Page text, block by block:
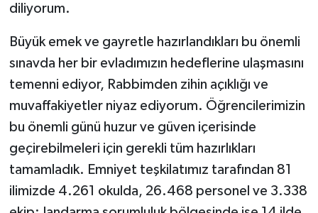
diliyorum.
Büyük emek ve gayretle hazırlandıkları bu önemli
sınavda her bir evladımızın hedeflerine ulaşmasını
temenni ediyor, Rabbimden zihin açıklığı ve
muvaffakiyetler niyaz ediyorum. Öğrencilerimizin
bu önemli günü huzur ve güven içerisinde
geçirebilmeleri için gerekli tüm hazırlıkları
tamamladık. Emniyet teşkilatımız tarafından 81
ilimizde 4.261 okulda, 26.468 personel ve 3.338